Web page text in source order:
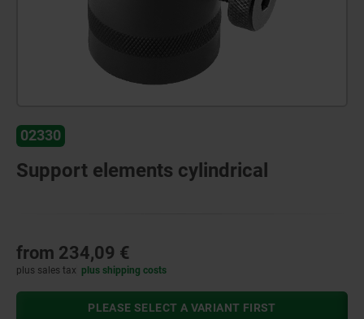
02330
Support elements cylindrical
from 234,09 €
plus sales tax plus shipping costs
PLEASE SELECT A VARIANT FIRST